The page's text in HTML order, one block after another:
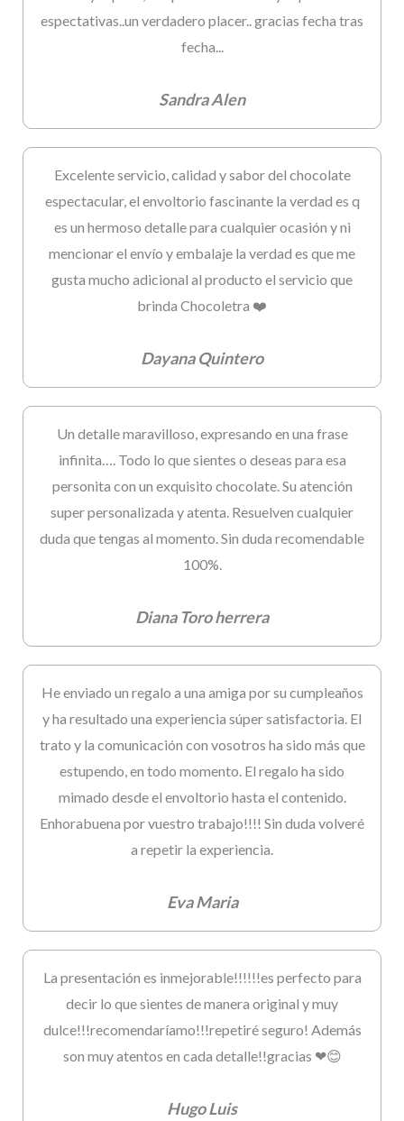
espectativas..un verdadero placer.. gracias fecha tras
fecha...
Sandra Alen
Excelente servicio, calidad y sabor del chocolate
espectacular, el envoltorio fascinante la verdad es q
es un hermoso detalle para cualquier ocasión y ni
mencionar el envío y embalaje la verdad es que me
gusta mucho adicional al producto el servicio que
brinda Chocoletra ❤️
Dayana Quintero
Un detalle maravilloso, expresando en una frase
infinita…. Todo lo que sientes o deseas para esa
personita con un exquisito chocolate. Su atención
super personalizada y atenta. Resuelven cualquier
duda que tengas al momento. Sin duda recomendable
100%.
Diana Toro herrera
He enviado un regalo a una amiga por su cumpleaños
y ha resultado una experiencia súper satisfactoria. El
trato y la comunicación con vosotros ha sido más que
estupendo, en todo momento. El regalo ha sido
mimado desde el envoltorio hasta el contenido.
Enhorabuena por vuestro trabajo!!!! Sin duda volveré
a repetir la experiencia.
Eva Maria
La presentación es inmejorable!!!!!!es perfecto para
decir lo que sientes de manera original y muy
dulce!!!recomendaríamo!!!repetiré seguro! Además
son muy atentos en cada detalle!!gracias ❤😊
Hugo Luis